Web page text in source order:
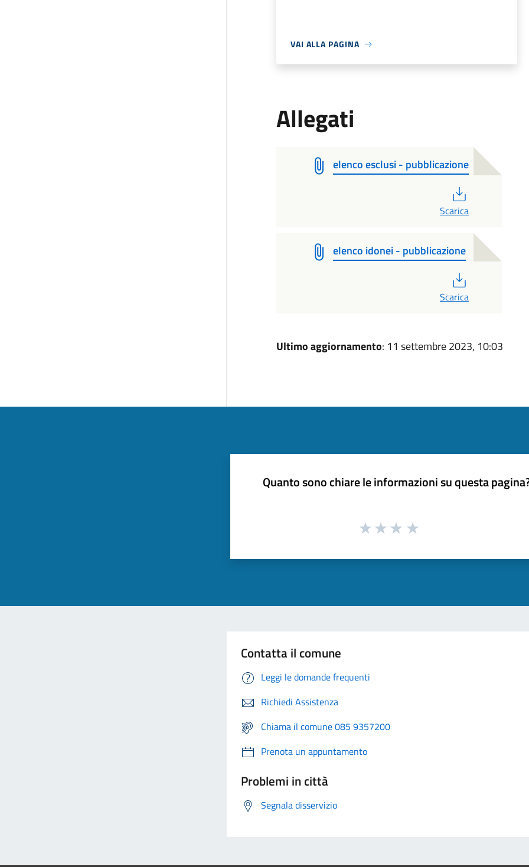
VAI ALLA PAGINA
Allegati
elenco esclusi - pubblicazione
Scarica
elenco idonei - pubblicazione
Scarica
Ultimo aggiornamento: 11 settembre 2023, 10:03
Quanto sono chiare le informazioni su questa
Contatta il comune
Leggi le domande frequenti
Richiedi Assistenza
Chiama il comune 085 9357200
Prenota un appuntamento
Problemi in città
Segnala disservizio